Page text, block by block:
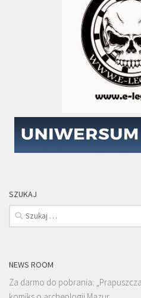
SZUKAJ
Szukaj:
NEWS ROOM
Za darmo do pobrania: